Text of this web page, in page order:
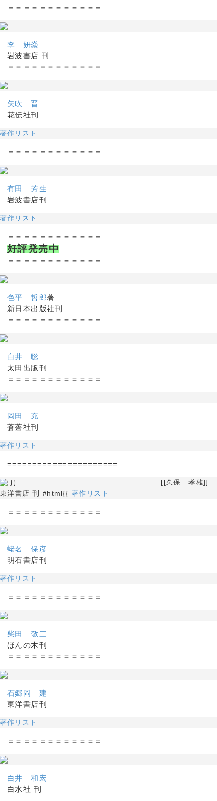
＝＝＝＝＝＝＝＝＝＝＝＝
李 妍焱
岩波書店 刊
＝＝＝＝＝＝＝＝＝＝＝＝
矢吹 晋
花伝社刊
著作リスト
＝＝＝＝＝＝＝＝＝＝＝＝
有田 芳生
岩波書店刊
著作リスト
＝＝＝＝＝＝＝＝＝＝＝＝
好評発売中
＝＝＝＝＝＝＝＝＝＝＝＝
色平 哲郎著
新日本出版社刊
＝＝＝＝＝＝＝＝＝＝＝＝
白井 聡
太田出版刊
＝＝＝＝＝＝＝＝＝＝＝＝
岡田 充
蒼蒼社刊
著作リスト
======================
}} [[久保 孝雄]]
東洋書店 刊 #html{{ 著作リスト
＝＝＝＝＝＝＝＝＝＝＝＝
蛯名 保彦
明石書店刊
著作リスト
＝＝＝＝＝＝＝＝＝＝＝＝
柴田 敬三
ほんの木刊
＝＝＝＝＝＝＝＝＝＝＝＝
石郷岡 建
東洋書店刊
著作リスト
＝＝＝＝＝＝＝＝＝＝＝＝
白井 和宏
白水社 刊